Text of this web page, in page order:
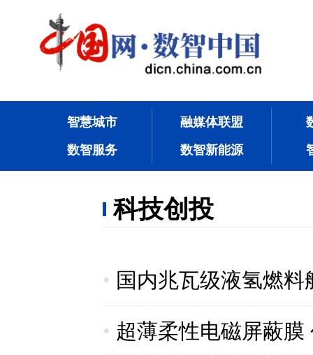
智慧城市 融媒体联盟
数智服务
数智新能源
科技创投
• 国内兆瓦级液氢燃
• 超薄柔性电磁屏蔽膜